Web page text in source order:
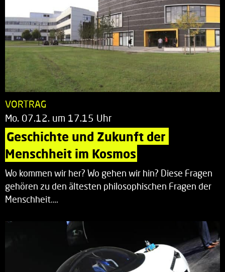
VORTRAG
Mo. 07.12. um 17.15 Uhr
Geschichte und Zukunft der
Menschheit im Kosmos
Wo kommen wir her? Wo gehen wir hin? Diese Fragen
gehören zu den ältesten philosophischen Fragen der
Menschheit.…